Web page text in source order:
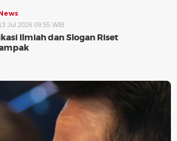
Jul 2026 09:55 WIB
Ilmiah dan Slogan Riset